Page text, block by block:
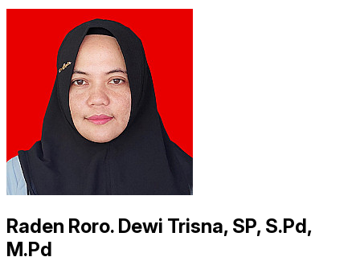
Raden Roro. Dewi Trisna, SP, S.Pd,
M.Pd